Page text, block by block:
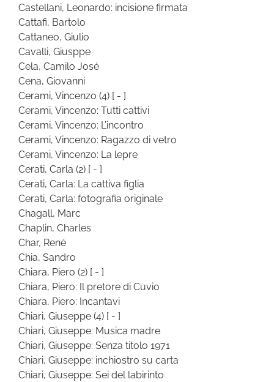
Castellani, Leonardo: incisione firmata
Cattafi, Bartolo
Cattaneo, Giulio
Cavalli, Giusppe
Cela, Camilo José
Cena, Giovanni
Cerami, Vincenzo (4) [ - ]
Cerami, Vincenzo: Tutti cattivi
Cerami, Vincenzo: L’incontro
Cerami, Vincenzo: Ragazzo di vetro
Cerami, Vincenzo: La lepre
Cerati, Carla (2) [ - ]
Cerati, Carla: La cattiva figlia
Cerati, Carla: fotografia originale
Chagall, Marc
Chaplin, Charles
Char, René
Chia, Sandro
Chiara, Piero (2) [ - ]
Chiara, Piero: Il pretore di Cuvio
Chiara, Piero: Incantavi
Chiari, Giuseppe (4) [ - ]
Chiari, Giuseppe: Musica madre
Chiari, Giuseppe: Senza titolo 1971
Chiari, Giuseppe: inchiostro su carta
Chiari, Giuseppe: Sei del labirinto